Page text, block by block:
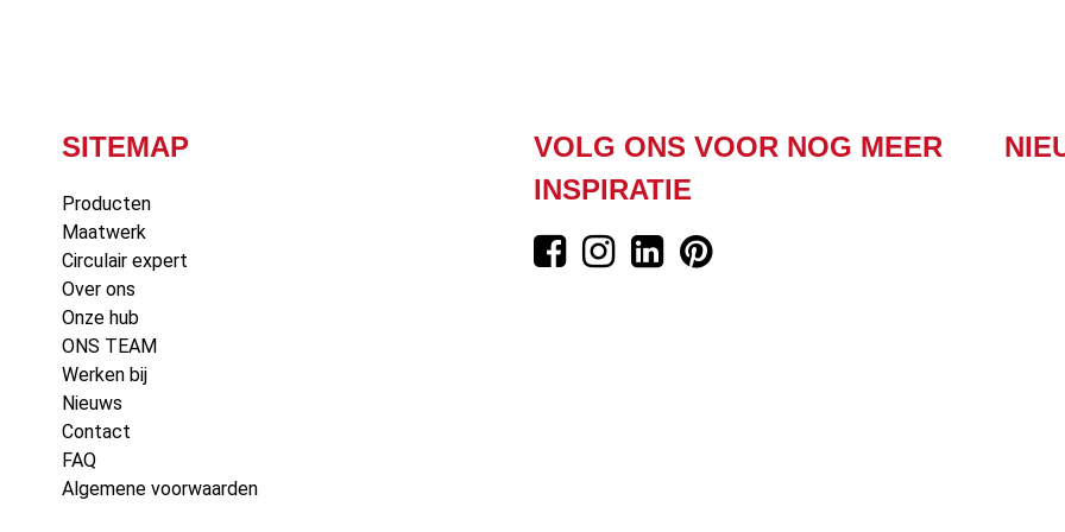
SITEMAP
Producten
Maatwerk
Circulair expert
Over ons
Onze hub
ONS TEAM
Werken bij
Nieuws
Contact
FAQ
Algemene voorwaarden
VOLG ONS VOOR NOG MEER
INSPIRATIE